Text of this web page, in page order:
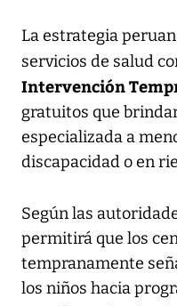
La estrategia
servicios de salud
Intervención
gratuitos que
especializada a
discapacidad o en
Según las
permitirá que los
tempranamente
los niños hacia